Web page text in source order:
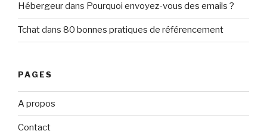
Hébergeurdans Pourquoi envoyez-vous des emails ?
Tchatdans 80 bonnes pratiques de référencement
PAGES
A propos
Contact